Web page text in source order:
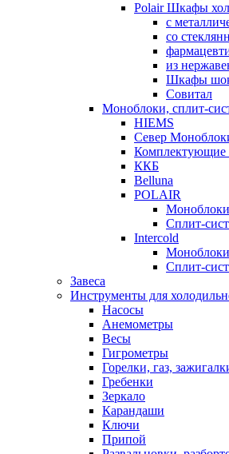
Polair Шкафы
с
со
из
Шкафы
Совитал
Моноблоки, сплит-
HIEMS
Север
Комплектующие
ККБ
Belluna
POLAIR
Сплит-
Intercold
Сплит-
Завеса
Инструменты для
Насосы
Анемометры
Весы
Гигрометры
Горелки, газ,
Гребенки
Зеркало
Карандаши
Ключи
Припой